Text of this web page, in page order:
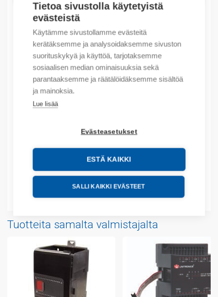
Tietoa sivustolla käytetyistä
evästeistä
Käytämme sivustollamme evästeitä
kerätäksemme ja analysoidaksemme sivuston
suorituskykyä ja käyttöä, tarjotaksemme
sosiaalisen median ominaisuuksia sekä
parantaaksemme ja räätälöidäksemme sisältöä
ja mainoksia.
Lue lisää
Evästeasetukset
ESTÄ KAIKKI
SALLI KAIKKI EVÄSTEET
Tuotekoodit
Tilauskoodi: IOAI8
Product order number: IOAI8
Valmistajan tuotenumero: IO-AI8
Tuotteen tullikoodi: 85389091
Lisätiedot
Tekniset tiedot
Tuotteita samalta valmistajalta